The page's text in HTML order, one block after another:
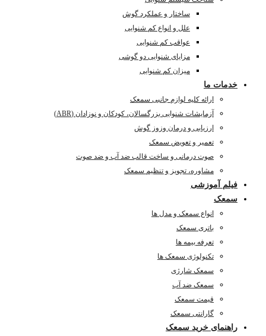
ساختار و عملکرد گوش
علل و انواع کم شنوایی
عواقب کم شنوایی
مزایای شنوایی دو گوشی
میزان کم شنوایی
خدمات ما
ارائه کلیه لوازم جانبی سمعک
آزمایشات شنوایی بزرگسالان، کودکان و نوزادان (ABR)
ارزیابی و درمان وزوز گوش
تعمیر و تعویض سمعک
صوت درمانی و ساخت قالب ضد آب و ضد صوت
مشاوره، تجویز و تنظیم سمعک
فیلم آموزشی
سمعک
انواع سمعک و مدل ها
باتری سمعک
تعرفه بیمه ها
تکنولوژی سمعک ها
سمعک شارژی
سمعک ضد آب
قیمت سمعک
گارانتی سمعک
راهنمای خرید سمعک